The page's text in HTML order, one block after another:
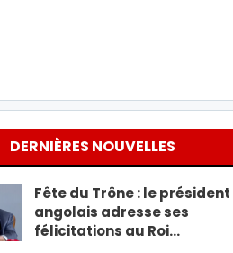
DERNIÈRES NOUVELLES
Fête du Trône : le président
angolais adresse ses
félicitations au Roi…